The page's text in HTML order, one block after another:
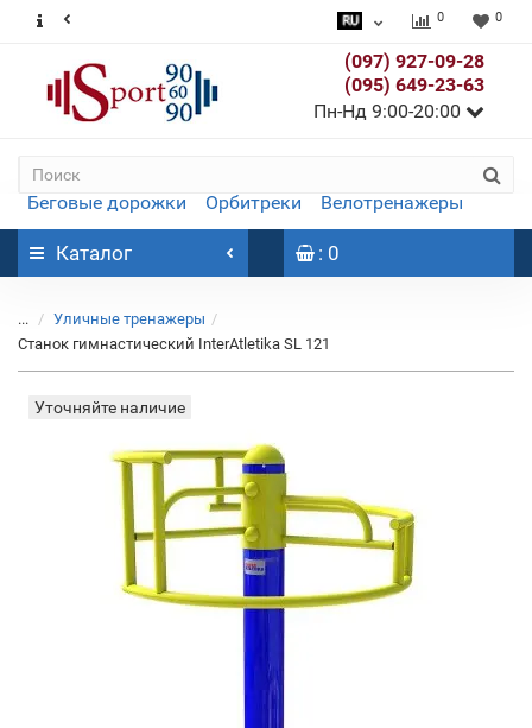
0 0
(097) 927-09-28
(095) 649-23-63
Пн-Нд 9:00-20:00
Беговые дорожки Орбитреки Велотренажеры
Каталог : 0
...
Уличные тренажеры
Станок гимнастический InterAtletika SL 121
Уточняйте наличие